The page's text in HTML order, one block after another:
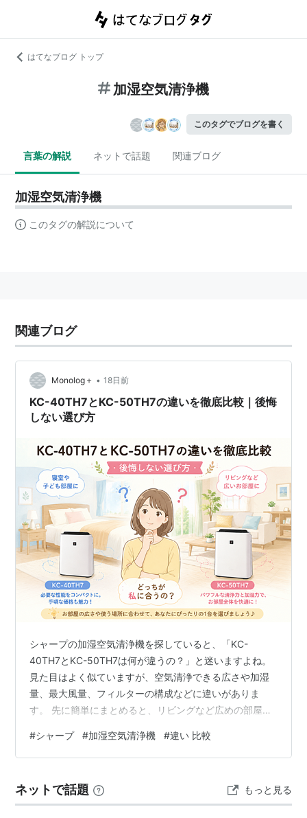
はてなブログ トップ
加湿空気清浄機
このタグでブログを書く
言葉の解説 ネットで話題 関連ブログ
加湿空気清浄機
このタグの解説について
関連ブログ
Monolog＋ • 18日前
KC-40TH7とKC-50TH7の違いを徹底比較｜後悔
しない選び方
シャープの加湿空気清浄機を探していると、「KC-
40TH7とKC-50TH7は何が違うの？」と迷いますよね。
見た目はよく似ていますが、空気清浄できる広さや加湿
量、最大風量、フィルターの構成などに違いがありま
す。 先に簡単にまとめると、リビングなど広めの部屋で
がおすすめです。 一方、寝室や子ども部屋などで使うな
ら、必要な性能を備えながら価格を抑えやすいKC-
さ、タンク容量はどちらも同じです。 この記事では、
KC-40TH7とKC-50TH7の違いを比較し、それぞれどん
#シャープ #加湿空気清浄機 #違い 比較
ネットで話題 もっと見る